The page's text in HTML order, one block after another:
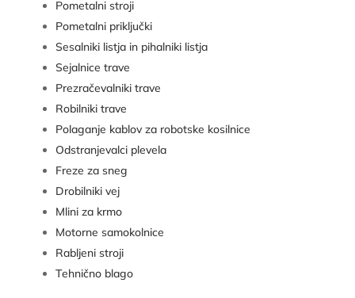
Pometalni stroji
Pometalni priključki
Sesalniki listja in pihalniki listja
Sejalnice trave
Prezračevalniki trave
Robilniki trave
Polaganje kablov za robotske kosilnice
Odstranjevalci plevela
Freze za sneg
Drobilniki vej
Mlini za krmo
Motorne samokolnice
Rabljeni stroji
Tehnično blago